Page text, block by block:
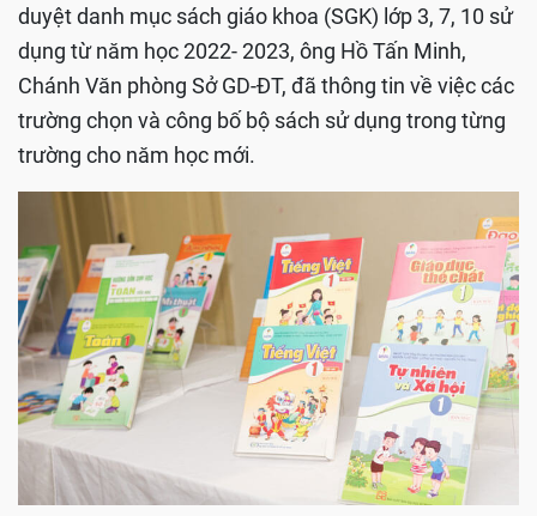
duyệt danh mục sách giáo khoa (SGK) lớp 3, 7, 10 sử
dụng từ năm học 2022- 2023, ông Hồ Tấn Minh,
Chánh Văn phòng Sở GD-ĐT, đã thông tin về việc các
trường chọn và công bố bộ sách sử dụng trong từng
trường cho năm học mới.